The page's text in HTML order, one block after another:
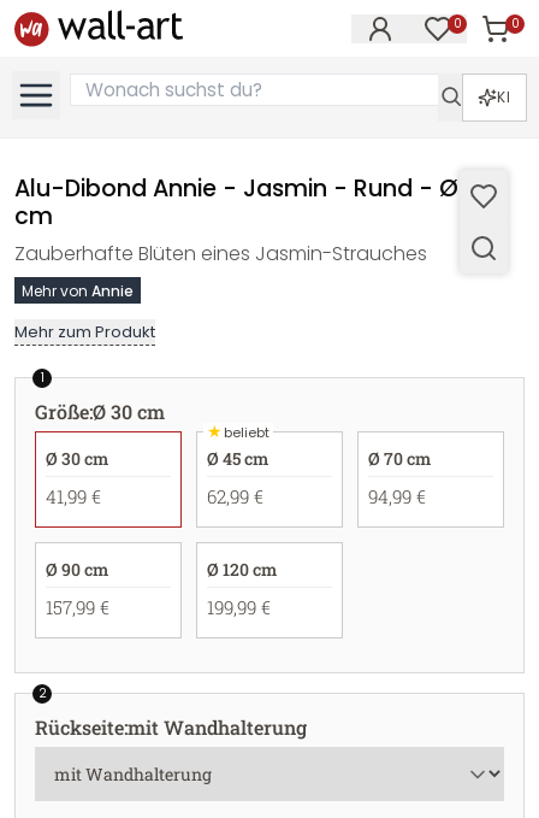
0 0
KI
Alu-Dibond Annie - Jasmin - Rund - Ø 30
cm
Zauberhafte Blüten eines Jasmin-Strauches
Mehr von Annie
Mehr zum Produkt
1
Größe:Ø 30 cm
Ø 30 cm
41,99 €
★beliebt
Ø 45 cm
62,99 €
Ø 70 cm
94,99 €
Ø 90 cm
157,99 €
Ø 120 cm
199,99 €
2
Rückseite:mit Wandhalterung